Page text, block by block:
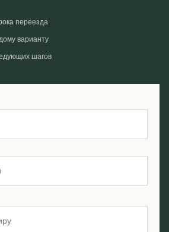
переезда
варианту
шагов